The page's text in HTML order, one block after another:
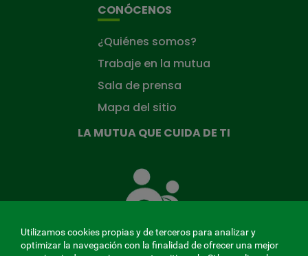
CONÓCENOS
¿Quiénes somos?
Trabaje en la mutua
Sala de prensa
Mapa del sitio
LA MUTUA QUE CUIDA DE TI
Mutua
que
ti
Utilizamos cookies propias y de terceros para analizar y
optimizar la navegación con la finalidad de ofrecer una mejor